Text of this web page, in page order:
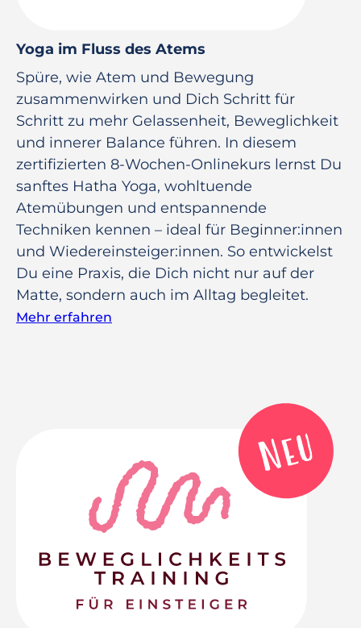
Yoga im Fluss des Atems
Spüre, wie Atem und Bewegung
zusammenwirken und Dich Schritt für
Schritt zu mehr Gelassenheit, Beweglichkeit
und innerer Balance führen. In diesem
zertifizierten 8-Wochen-Onlinekurs lernst Du
sanftes Hatha Yoga, wohltuende
Atemübungen und entspannende
Techniken kennen – ideal für Beginner:innen
und Wiedereinsteiger:innen. So entwickelst
Du eine Praxis, die Dich nicht nur auf der
Matte, sondern auch im Alltag begleitet.
Mehr erfahren